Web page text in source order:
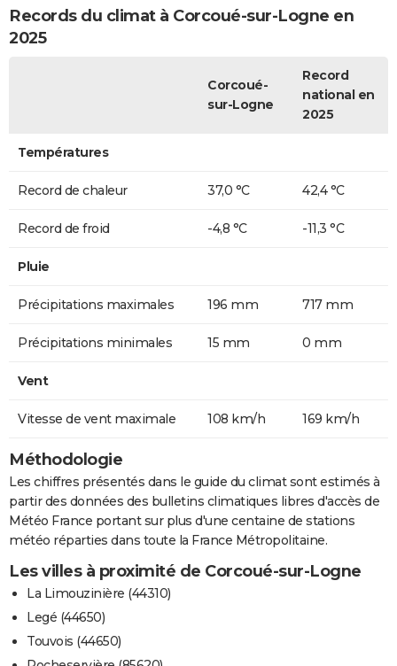
Records du climat à Corcoué-sur-Logne en
2025
Corcoué-
sur-Logne
Record
national en
2025
Températures
Record de chaleur 37,0 °C 42,4 °C
Record de froid -4,8 °C -11,3 °C
Pluie
Précipitations maximales 196 mm 717 mm
Précipitations minimales 15 mm 0 mm
Vent
Vitesse de vent maximale 108 km/h 169 km/h
Méthodologie
Les chiffres présentés dans le guide du climat sont estimés à
partir des données des bulletins climatiques libres d'accès de
Météo France portant sur plus d'une centaine de stations
météo réparties dans toute la France Métropolitaine.
Les villes à proximité de Corcoué-sur-Logne
La Limouzinière (44310)
Legé (44650)
Touvois (44650)